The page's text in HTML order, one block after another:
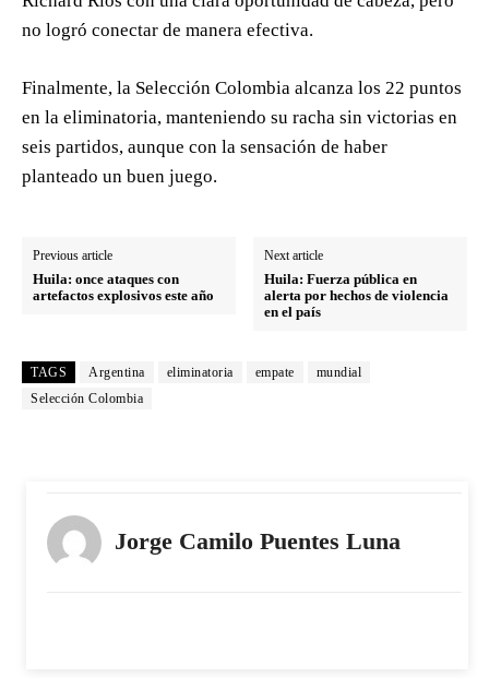
no logró conectar de manera efectiva.
Finalmente, la Selección Colombia alcanza los 22 puntos
en la eliminatoria, manteniendo su racha sin victorias en
seis partidos, aunque con la sensación de haber
planteado un buen juego.
Previous article
Huila: once ataques con
artefactos explosivos este año
Next article
Huila: Fuerza pública en
alerta por hechos de violencia
en el país
TAGS Argentina eliminatoria empate
mundial
Selección Colombia
Jorge Camilo Puentes Luna